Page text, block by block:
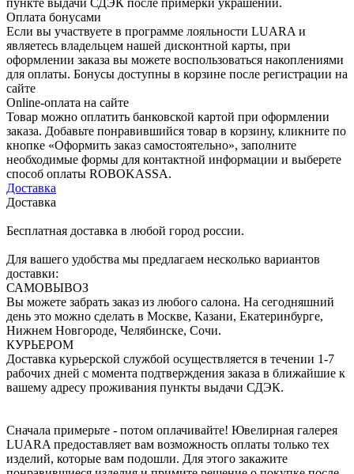
Оплата бонусами
Если вы участвуете в программе лояльности LUARA и
являетесь владельцем нашей дисконтной карты, при
оформлении заказа вы можете воспользоваться накоплениями
для оплаты. Бонусы доступны в корзине после регистрации на
сайте
Online-оплата на сайте
Товар можно оплатить банковской картой при оформлении
заказа. Добавьте понравившийся товар в корзину, кликните по
кнопке «Оформить заказ самостоятельно», заполните
необходимые формы для контактной информации и выберете
способ оплаты ROBOKASSA.
Доставка
Доставка
Бесплатная доставка в любой город россии.
Для вашего удобства мы предлагаем несколько вариантов
доставки:
САМОВЫВОЗ
Вы можете забрать заказ из любого салона. На сегодняшний
день это можно сделать в Москве, Казани, Екатеринбурге,
Нижнем Новгороде, Челябинске, Сочи.
КУРЬЕРОМ
Доставка курьерской службой осуществляется в течении 1-7
рабочих дней с момента подтверждения заказа в ближайшие к
вашему адресу проживания пункты выдачи СДЭК.
Сначала примерьте - потом оплачивайте! Ювелирная галерея
LUARA предоставляет вам возможность оплаты только тех
изделий, которые вам подошли. Для этого закажите